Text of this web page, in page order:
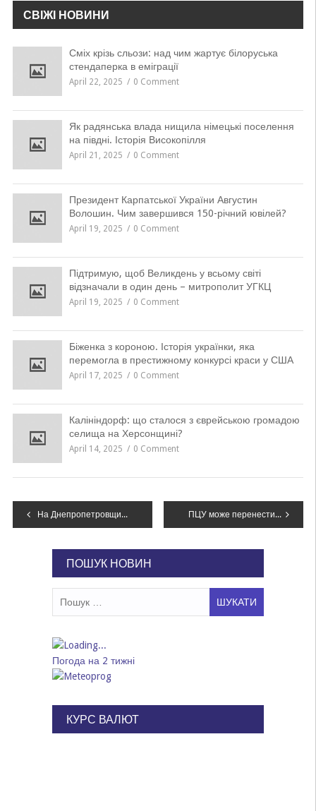
СВІЖІ НОВИНИ
Сміх крізь сльози: над чим жартує білоруська
стендаперка в еміграції
April 22, 2025 0 Comment
Як радянська влада нищила німецькі поселення
на півдні. Історія Високопілля
April 21, 2025 0 Comment
Президент Карпатської України Августин
Волошин. Чим завершився 150-річний ювілей?
April 19, 2025 0 Comment
Підтримую, щоб Великдень у всьому світі
відзначали в один день – митрополит УГКЦ
April 19, 2025 0 Comment
Біженка з короною. Історія українки, яка
перемогла в престижному конкурсі краси у США
April 17, 2025 0 Comment
Калініндорф: що сталося з єврейською громадою
селища на Херсонщині?
April 14, 2025 0 Comment
Навігація
На Днепропетровщине мужчина ограбил 8-летнюю школьницу, – ФОТО ПЦУ може перенести святкування Різдва на 25 грудня за згоди вірян – Епіфаній
ПОШУК НОВИН
Погода на 2 тижні
КУРС ВАЛЮТ